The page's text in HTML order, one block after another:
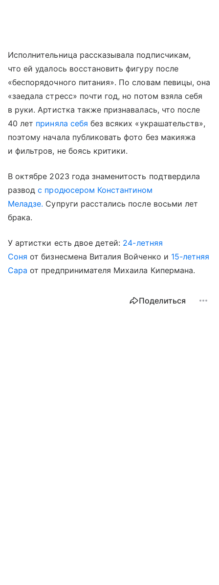
Исполнительница рассказывала подписчикам,
что ей удалось восстановить фигуру после
«беспорядочного питания». По словам певицы, она
«заедала стресс» почти год, но потом взяла себя
в руки. Артистка также признавалась, что после
40 лет приняла себя без всяких «украшательств»,
поэтому начала публиковать фото без макияжа
и фильтров, не боясь критики.
В октябре 2023 года знаменитость подтвердила
разводс продюсером Константином
Меладзе. Супруги расстались после восьми лет
брака.
У артистки есть двое детей: 24-летняя
Соня от бизнесмена Виталия Войченко и 15-летняя
Сара от предпринимателя Михаила Кипермана.
Поделиться